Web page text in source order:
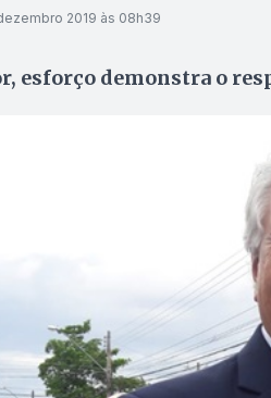
2019 às 08h39
esforço demonstra o